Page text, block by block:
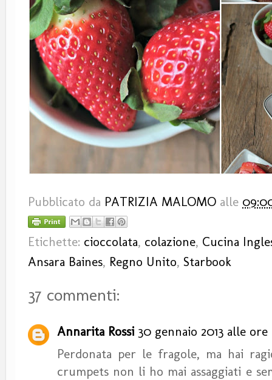
Pubblicato da PATRIZIA MALOMO alle
Etichette: cioccolata, colazione, Cucina
Ansara Baines, Regno Unito, Starbook
37 commenti:
Annarita Rossi 30 gennaio 2013 alle ore
Perdonata per le fragole, ma hai
crumpets non li ho mai assaggiati e